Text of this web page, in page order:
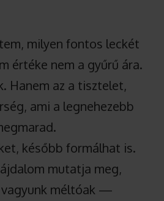
milyen fontos leckét
értéke nem a gyűrű ára.
Hanem az a tisztelet,
ami a legnehezebb
később formálhat is.
mutatja meg,
méltóak —